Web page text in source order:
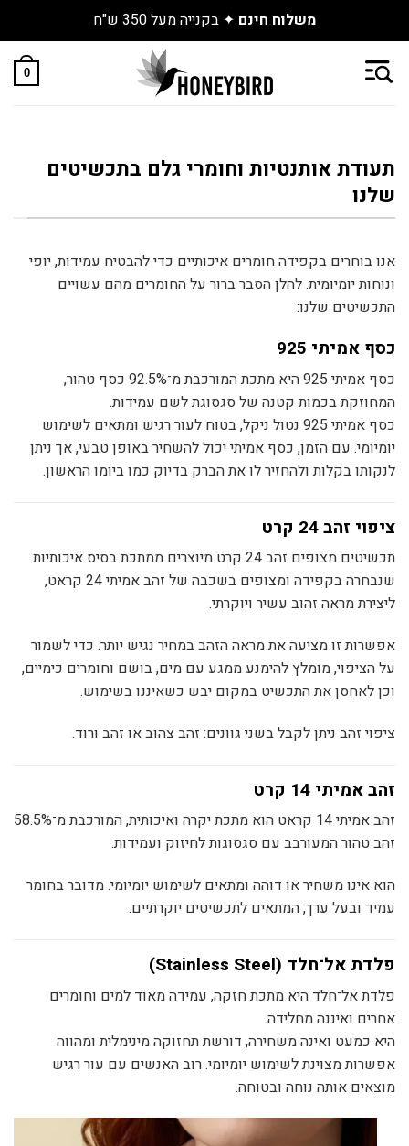
משלוח חינם ✦ בקנייה מעל 350 ש"ח
0
תעודת אותנטיות וחומרי גלם בתכשיטים
שלנו
אנו בוחרים בקפידה חומרים איכותיים כדי להבטיח עמידות, יופי
ונוחות יומיומית. להלן הסבר ברור על החומרים מהם עשויים
התכשיטים שלנו:
כסף אמיתי 925
כסף אמיתי 925 היא מתכת המורכבת מ־92.5% כסף טהור,
המחוזקת בכמות קטנה של סגסוגת לשם עמידות.
כסף אמיתי 925 נטול ניקל, בטוח לעור רגיש ומתאים לשימוש
יומיומי. עם הזמן, כסף אמיתי יכול להשחיר באופן טבעי, אך ניתן
לנקותו בקלות ולהחזיר לו את הברק בדיוק כמו ביומו הראשון.
ציפוי זהב 24 קרט
תכשיטים מצופים זהב 24 קרט מיוצרים ממתכת בסיס איכותיות
שנבחרה בקפידה ומצופים בשכבה של זהב אמיתי 24 קראט,
ליצירת מראה זהוב עשיר ויוקרתי.
אפשרות זו מציעה את מראה הזהב במחיר נגיש יותר. כדי לשמור
על הציפוי, מומלץ להימנע ממגע עם מים, בושם וחומרים כימיים,
וכן לאחסן את התכשיט במקום יבש כשאיננו בשימוש.
ציפוי זהב ניתן לקבל בשני גוונים: זהב צהוב או זהב ורוד.
זהב אמיתי 14 קרט
זהב אמיתי 14 קראט הוא מתכת יקרה ואיכותית, המורכבת מ־58.5%
זהב טהור המעורבב עם סגסוגות לחיזוק ועמידות.
הוא אינו משחיר או דוהה ומתאים לשימוש יומיומי. מדובר בחומר
עמיד ובעל ערך, המתאים לתכשיטים יוקרתיים.
פלדת אל־חלד (Stainless Steel)
פלדת אל־חלד היא מתכת חזקה, עמידה מאוד למים וחומרים
אחרים ואיננה מחלידה.
היא כמעט ואינה משחירה, דורשת תחזוקה מינימלית ומהווה
אפשרות מצוינת לשימוש יומיומי. רוב האנשים עם עור רגיש
מוצאים אותה נוחה ובטוחה.